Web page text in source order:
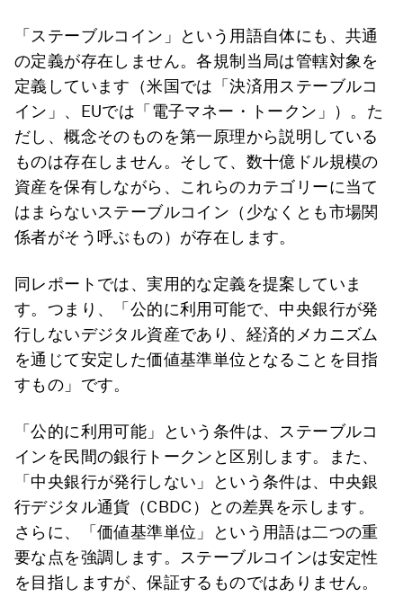
「ステーブルコイン」という用語自体にも、共通
の定義が存在しません。各規制当局は管轄対象を
定義しています（米国では「決済用ステーブルコ
イン」、EUでは「電子マネー・トークン」）。た
だし、概念そのものを第一原理から説明している
ものは存在しません。そして、数十億ドル規模の
資産を保有しながら、これらのカテゴリーに当て
はまらないステーブルコイン（少なくとも市場関
係者がそう呼ぶもの）が存在します。
同レポートでは、実用的な定義を提案していま
す。つまり、「公的に利用可能で、中央銀行が発
行しないデジタル資産であり、経済的メカニズム
を通じて安定した価値基準単位となることを目指
すもの」です。
「公的に利用可能」という条件は、ステーブルコ
インを民間の銀行トークンと区別します。また、
「中央銀行が発行しない」という条件は、中央銀
行デジタル通貨（CBDC）との差異を示します。
さらに、「価値基準単位」という用語は二つの重
要な点を強調します。ステーブルコインは安定性
を目指しますが、保証するものではありません。